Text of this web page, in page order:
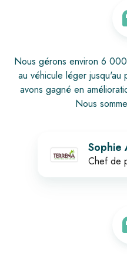
Nous gérons environ 6
au véhicule léger jusqu'au
avons gagné en
Nous
Sophie
Chef de